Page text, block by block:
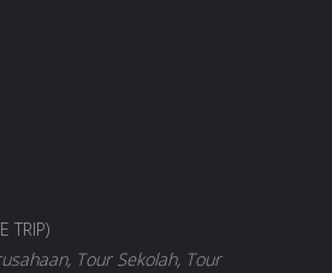
TRIP)
Tour Sekolah, Tour